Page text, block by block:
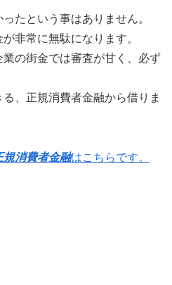
たという事はありません。
非常に無駄になります。
の街金では審査が甘く、必ず
、正規消費者金融から借りま
規消費者金融はこちらです。